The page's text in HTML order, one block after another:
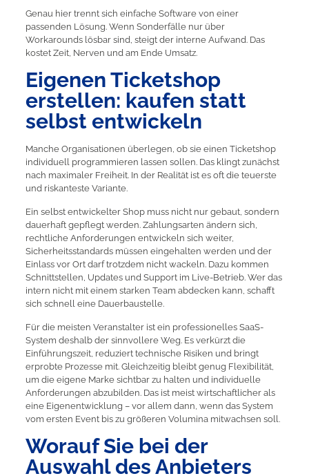
Genau hier trennt sich einfache Software von einer
passenden Lösung. Wenn Sonderfälle nur über
Workarounds lösbar sind, steigt der interne Aufwand. Das
kostet Zeit, Nerven und am Ende Umsatz.
Eigenen Ticketshop
erstellen: kaufen statt
selbst entwickeln
Manche Organisationen überlegen, ob sie einen Ticketshop
individuell programmieren lassen sollen. Das klingt zunächst
nach maximaler Freiheit. In der Realität ist es oft die teuerste
und riskanteste Variante.
Ein selbst entwickelter Shop muss nicht nur gebaut, sondern
dauerhaft gepflegt werden. Zahlungsarten ändern sich,
rechtliche Anforderungen entwickeln sich weiter,
Sicherheitsstandards müssen eingehalten werden und der
Einlass vor Ort darf trotzdem nicht wackeln. Dazu kommen
Schnittstellen, Updates und Support im Live-Betrieb. Wer das
intern nicht mit einem starken Team abdecken kann, schafft
sich schnell eine Dauerbaustelle.
Für die meisten Veranstalter ist ein professionelles SaaS-
System deshalb der sinnvollere Weg. Es verkürzt die
Einführungszeit, reduziert technische Risiken und bringt
erprobte Prozesse mit. Gleichzeitig bleibt genug Flexibilität,
um die eigene Marke sichtbar zu halten und individuelle
Anforderungen abzubilden. Das ist meist wirtschaftlicher als
eine Eigenentwicklung – vor allem dann, wenn das System
vom ersten Event bis zu größeren Volumina mitwachsen soll.
Worauf Sie bei der
Auswahl des Anbieters